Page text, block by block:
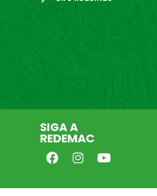
SIGA A
REDEMAC